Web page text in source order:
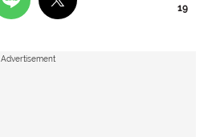
19
Advertisement